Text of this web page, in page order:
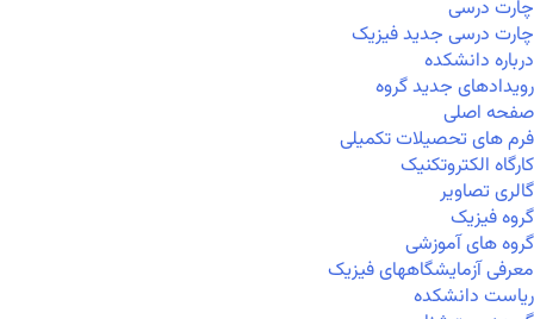
چارت درسی
چارت درسی جدید فیزیک
درباره دانشکده
رویدادهای جدید گروه
صفحه اصلی
فرم های تحصیلات تکمیلی
کارگاه الکتروتکنیک
گالری تصاویر
گروه فیزیک
گروه های آموزشی
معرفی آزمایشگاههای فیزیک
ریاست دانشکده